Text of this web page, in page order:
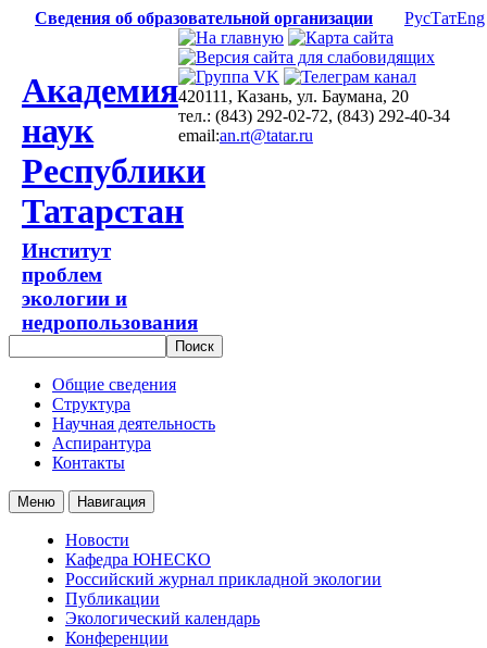
Сведения об образовательной организации РусТатEng
Академия
наук
Республики
Татарстан
Институт
проблем
экологии и
недропользования
420111, Казань, ул. Баумана, 20
тел.: (843) 292-02-72, (843) 292-40-34
email:an.rt@tatar.ru
Общие сведения
Структура
Научная деятельность
Аспирантура
Контакты
Меню Навигация
Новости
Кафедра ЮНЕСКО
Российский журнал прикладной экологии
Публикации
Экологический календарь
Конференции